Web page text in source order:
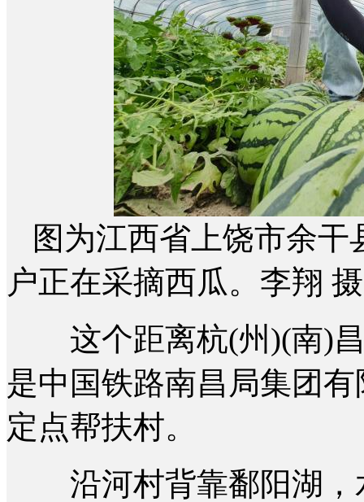
图为江西省上饶市余
户正在采摘西瓜。李翔 摄
这个距离杭(州)(南)昌
是中国铁路南昌局集团
定点帮扶村。
沿河村背靠鄱阳湖，